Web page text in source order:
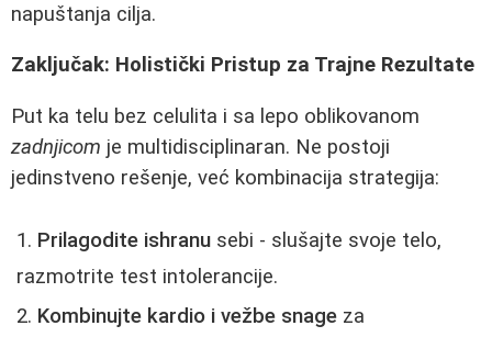
napuštanja cilja.
Zaključak: Holistički Pristup za Trajne Rezultate
Put ka telu bez celulita i sa lepo oblikovanom
zadnjicom je multidisciplinaran. Ne postoji
jedinstveno rešenje, već kombinacija strategija:
Prilagodite ishranu sebi - slušajte svoje telo,
razmotrite test intolerancije.
Kombinujte kardio i vežbe snage za